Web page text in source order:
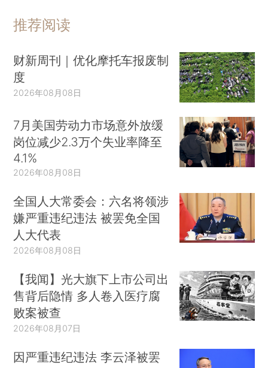
推荐阅读
财新周刊｜优化摩托车报废制
度
2026年08月08日
7月美国劳动力市场意外放缓
岗位减少2.3万个失业率降至
4.1%
2026年08月08日
全国人大常委会：六名将领涉
嫌严重违纪违法 被罢免全国
人大代表
2026年08月08日
【我闻】光大旗下上市公司出
售背后隐情 多人卷入医疗腐
败案被查
2026年08月07日
因严重违纪违法 李云泽被罢